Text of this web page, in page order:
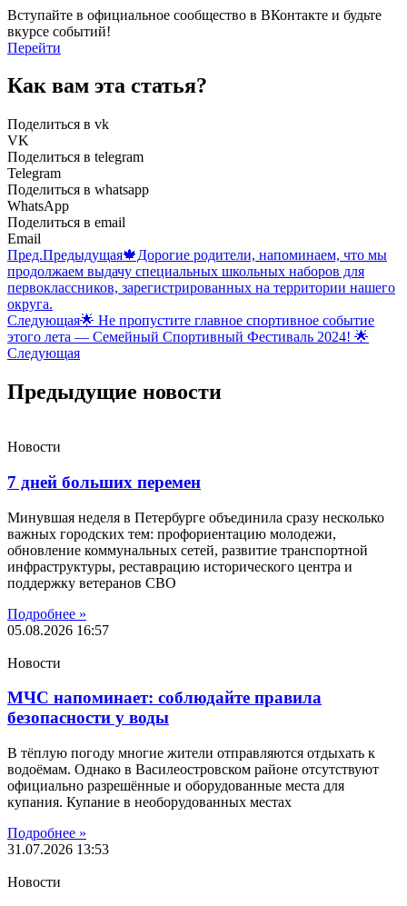
Вступайте в официальное сообщество в ВКонтакте и будьте
вкурсе событий!
Перейти
Как вам эта статья?
Поделиться в vk
VK
Поделиться в telegram
Telegram
Поделиться в whatsapp
WhatsApp
Поделиться в email
Email
Пред.Предыдущая🍁Дорогие родители, напоминаем, что мы
продолжаем выдачу специальных школьных наборов для
первоклассников, зарегистрированных на территории нашего
округа.
Следующая🌟 Не пропустите главное спортивное событие
этого лета — Семейный Спортивный Фестиваль 2024! 🌟
Следующая
Предыдущие новости
Новости
7 дней больших перемен
Минувшая неделя в Петербурге объединила сразу несколько
важных городских тем: профориентацию молодежи,
обновление коммунальных сетей, развитие транспортной
инфраструктуры, реставрацию исторического центра и
поддержку ветеранов СВО
Подробнее »
05.08.2026 16:57
Новости
МЧС напоминает: соблюдайте правила
безопасности у воды
В тёплую погоду многие жители отправляются отдыхать к
водоёмам. Однако в Василеостровском районе отсутствуют
официально разрешённые и оборудованные места для
купания. Купание в необорудованных местах
Подробнее »
31.07.2026 13:53
Новости